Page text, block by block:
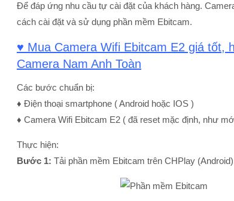
Để đáp ứng nhu cầu tự cài đặt của khách hàng.
cách cài đặt và sử dụng phần mềm Ebitcam.
♥ Mua Camera Wifi Ebitcam E2 giá tốt,
Camera Nam Anh Toàn
Các bước chuẩn bị:
♦ Điện thoại smartphone ( Android hoặc IOS )
♦ Camera Wifi Ebitcam E2 ( đã reset mặc định, như
Thực hiện:
Bước 1: Tải phần mềm Ebitcam trên CHPlay